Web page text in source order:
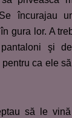
încurajau
gura lor. A
şi
ca ele
să le